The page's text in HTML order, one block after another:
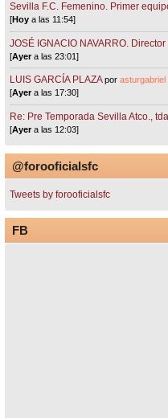
Sevilla F.C. Femenino. Primer
[Hoy a las 11:54]
JOSÉ IGNACIO NAVARRO.
[Ayera las 23:01]
LUIS GARCÍA PLAZA porasturgabriel
[Ayera las 17:30]
Re: Pre Temporada Sevilla Atco.,
[Ayera las 12:03]
@forooficialsfc
Tweets by forooficialsfc
FB